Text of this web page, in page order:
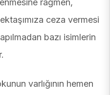
rağmen,
ceza vermesi
bazı isimlerin
varlığının hemen